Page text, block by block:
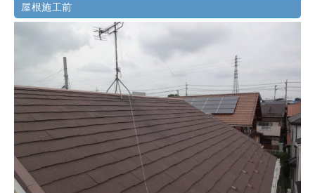
屋根施工前